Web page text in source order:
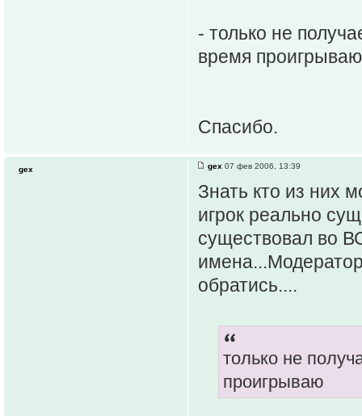
- только не
время
Спасибо.
gex 07 фев 2006, 13:39
Знать кто из них
игрок реально
существовал во
обратись....
только не
проигрываю
gex